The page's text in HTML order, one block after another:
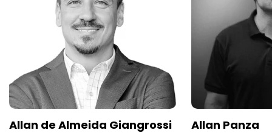
Allan de Almeida Giangrossi Allan Panza